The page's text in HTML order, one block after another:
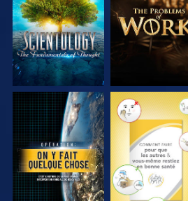
SÉRIES
SÉRIES
REGARDER REGARDER